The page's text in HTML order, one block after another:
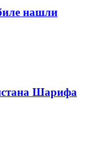
нашли
Шарифа